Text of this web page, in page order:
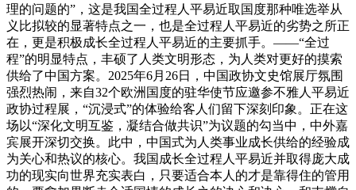
理的问题的”，这是我国全过程人平易近取国度那种唯选举从
义比拟较的显著特点之一，也是全过程人平易近的劣势之所正
在，更是积极成长全过程人平易近的主要抓手。——“全过
程”的明显特点，丰硕了人类文明形态，为人类对更好的摸索
供给了中国方案。2025年6月26日，中国政协文史馆展厅氛围
强烈热闹，来自32个欧洲国度的驻华使节应邀参不雅人平易近
政协过程展，“沉浸式”的体验给客人们留下深刻印象。正在这
场以“深化文明互鉴，凝结合做共识”为议题的勾当中，中外嘉
宾展开深切交换。此中，中国式为人类事业成长供给的经验成
为关心和热议的核心。我国成长全过程人平易近并取得庞大成
功的现实向世界充实表白，只要适合本人的才是靠得住的管用